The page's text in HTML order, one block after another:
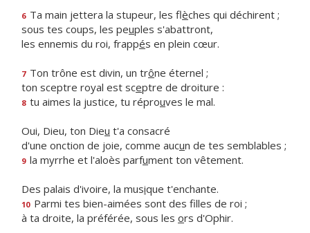
6 Ta main jettera la stupeur, les flèches qui déchirent ;
sous tes coups, les peuples s'abattront,
les ennemis du roi, frappés en plein cœur.
7 Ton trône est divin, un trône éternel ;
ton sceptre royal est sceptre de droiture :
8 tu aimes la justice, tu réprouves le mal.
Oui, Dieu, ton Dieu t'a consacré
d'une onction de joie, comme aucun de tes semblables ;
9 la myrrhe et l'aloès parfument ton vêtement.
Des palais d'ivoire, la musique t'enchante.
10 Parmi tes bien-aimées sont des flles de roi ;
à ta droite, la préférée, sous les ors d'Ophir.